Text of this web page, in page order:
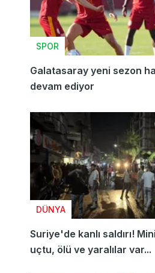
SPOR
Galatasaray yeni sezon
devam ediyor
DÜNYA
Suriye'de kanlı saldırı!
uçtu, ölü ve yaralılar var...